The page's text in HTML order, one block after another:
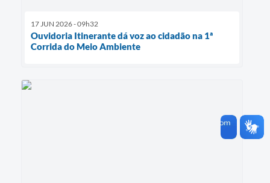
17 JUN 2026 - 09h32
Ouvidoria Itinerante dá voz ao cidadão na 1ª
Corrida do Meio Ambiente